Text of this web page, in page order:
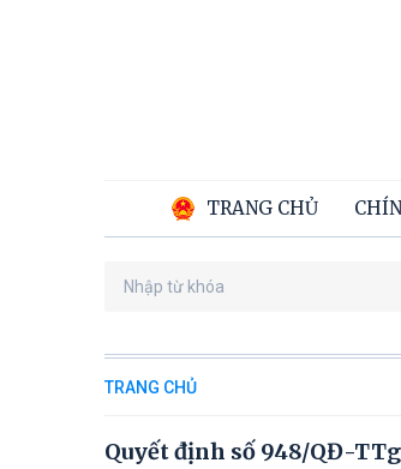
TRANG CHỦ
TRANG CHỦ
Quyết định số 948/QĐ-